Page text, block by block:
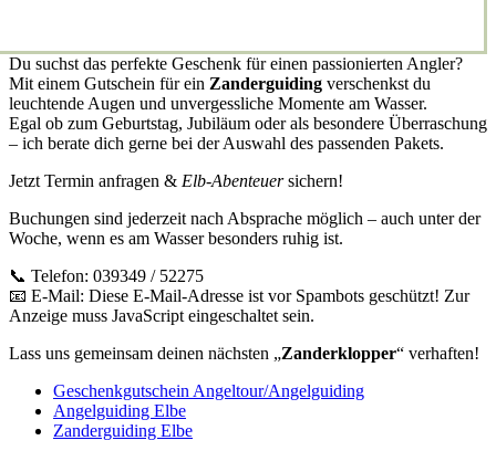
Du suchst das perfekte Geschenk für einen passionierten Angler?
Mit einem Gutschein für ein Zanderguiding verschenkst du
leuchtende Augen und unvergessliche Momente am Wasser.
Egal ob zum Geburtstag, Jubiläum oder als besondere Überraschung
– ich berate dich gerne bei der Auswahl des passenden Pakets.
Jetzt Termin anfragen & Elb-Abenteuersichern!
Buchungen sind jederzeit nach Absprache möglich – auch unter der
Woche, wenn es am Wasser besonders ruhig ist.
📞 Telefon: 039349 / 52275
📧 E-Mail: Diese E-Mail-Adresse ist vor Spambots geschützt! Zur
Anzeige muss JavaScript eingeschaltet sein.
Lass uns gemeinsam deinen nächsten „Zanderklopper“ verhaften!
Geschenkgutschein Angeltour/Angelguiding
Angelguiding Elbe
Zanderguiding Elbe